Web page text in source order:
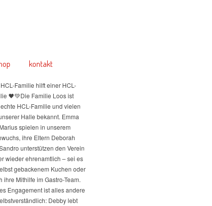
kontakt
Familie hilft einer HCL-
🖤💚Die Familie Loos ist
HCL-Familie und vielen
Halle bekannt. Emma
spielen in unserem
ihre Eltern Deborah
unterstützen den Verein
wieder ehrenamtlich – sei es
gebackenem Kuchen oder
ihre Mithilfe im Gastro-Team.
Engagement ist alles andere
Debby lebt